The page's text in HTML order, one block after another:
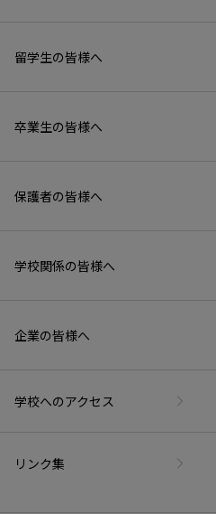
留学生の皆様へ
卒業生の皆様へ
保護者の皆様へ
学校関係の皆様へ
企業の皆様へ
学校へのアクセス
リンク集